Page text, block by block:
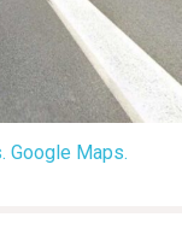
Google Maps.